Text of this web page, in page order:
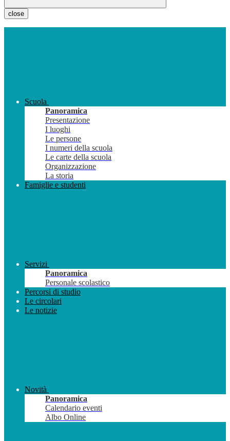
close
Scuola
Panoramica
Presentazione
I luoghi
Le persone
I numeri della scuola
Le carte della scuola
Organizzazione
La storia
Famiglie e studenti
Servizi
Panoramica
Personale scolastico
Percorsi di studio
Le circolari
Le notizie
Novità
Panoramica
Calendario eventi
Albo Online